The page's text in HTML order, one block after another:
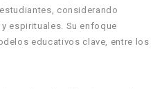
considerando
espirituales. Su enfoque
educativos clave, entre los